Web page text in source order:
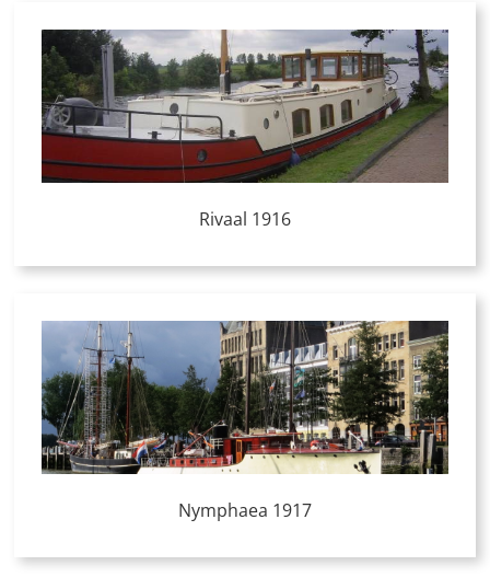
Rivaal 1916
Nymphaea 1917